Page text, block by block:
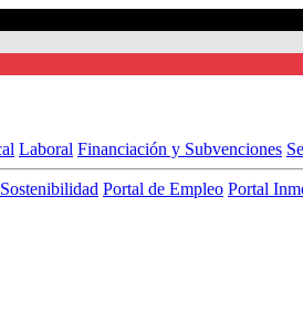
Laboral Financiación y Subvenciones
Portal de Empleo Portal